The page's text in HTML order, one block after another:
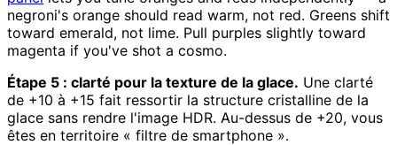
negroni's orange should read warm, not red. Greens shift
toward emerald, not lime. Pull purples slightly toward
magenta if you've shot a cosmo.
Étape 5 : clarté pour la texture de la glace. Une clarté
de +10 à +15 fait ressortir la structure cristalline de la
glace sans rendre l'image HDR. Au-dessus de +20, vous
êtes en territoire « filtre de smartphone ».